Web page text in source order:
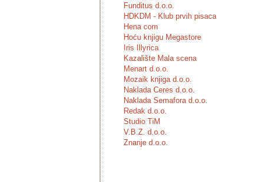
Funditus d.o.o.
HDKDM - Klub prvih pisaca
Hena com
Hoću knjigu Megastore
Iris Illyrica
Kazalište Mala scena
Menart d.o.o.
Mozaik knjiga d.o.o.
Naklada Ceres d.o.o.
Naklada Semafora d.o.o.
Redak d.o.o.
Studio TiM
V.B.Z. d.o.o.
Znanje d.o.o.